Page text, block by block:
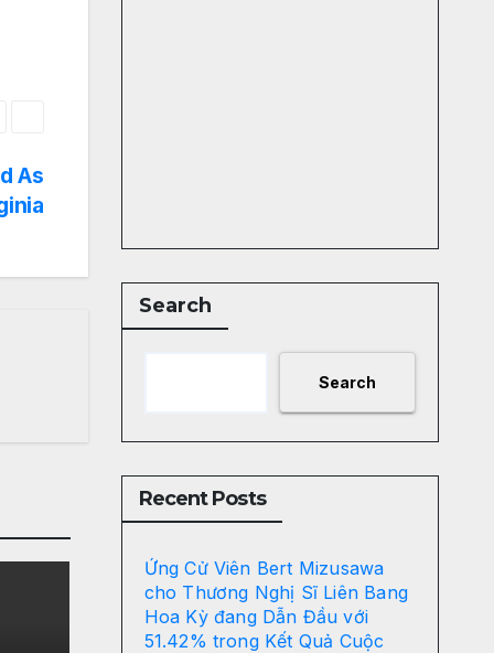
As
Search
Search
Recent Posts
Ứng Cử Viên Bert Mizusawa
cho Thương Nghị Sĩ Liên Bang
Hoa Kỳ đang Dẫn Đầu với
51.42% trong Kết Quả Cuộc